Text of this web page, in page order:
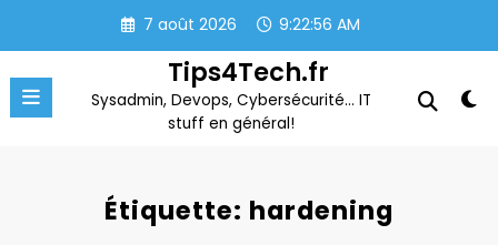
contenu
7 août 2026 9:22:56 AM
Tips4Tech.fr
Sysadmin, Devops, Cybersécurité… IT
stuff en général!
Étiquette: hardening